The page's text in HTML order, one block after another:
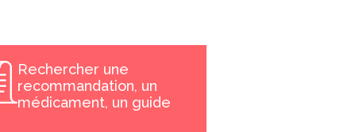
Rechercher une
recommandation, un
médicament, un guide